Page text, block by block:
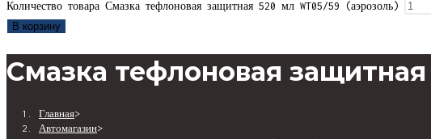
Количество товара Смазка тефлоновая защитная 520 мл WT05/59 (аэрозоль)
В корзину
Смазка тефлоновая
Главная>
Автомагазин>